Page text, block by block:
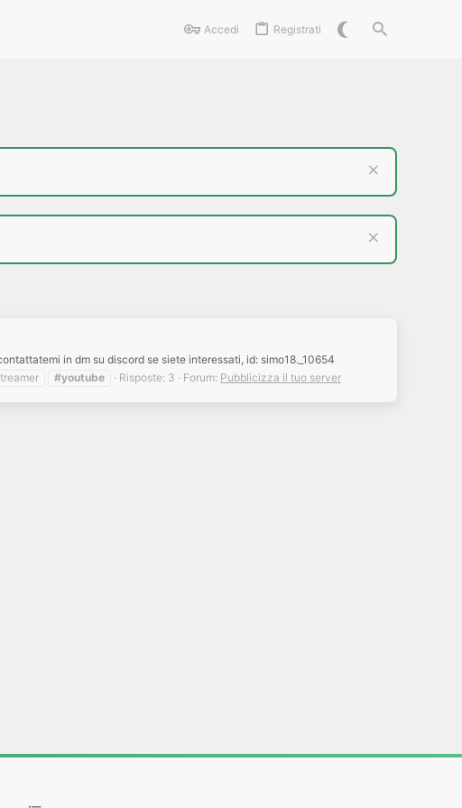
Accedi Registrati
in dm su discord se siete interessati, id: simo18._10654
#youtube Risposte: 3 Forum: Pubblicizza il tuo server